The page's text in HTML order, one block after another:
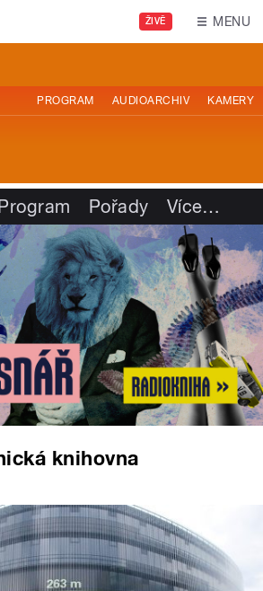
ŽIVĚ MENU
PROGRAM AUDIOARCHIV KAMERY
Pořady Více…
knihovna